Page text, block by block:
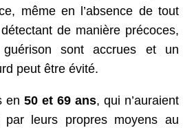
même en l’absence de tout
de manière précoces,
sont accrues et un
peut être évité.
en 50 et 69 ans, qui n’auraient
leurs propres moyens au